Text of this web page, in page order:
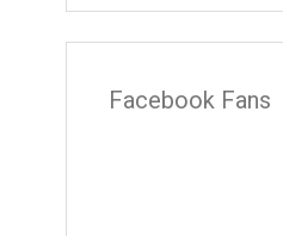
Facebook Fans